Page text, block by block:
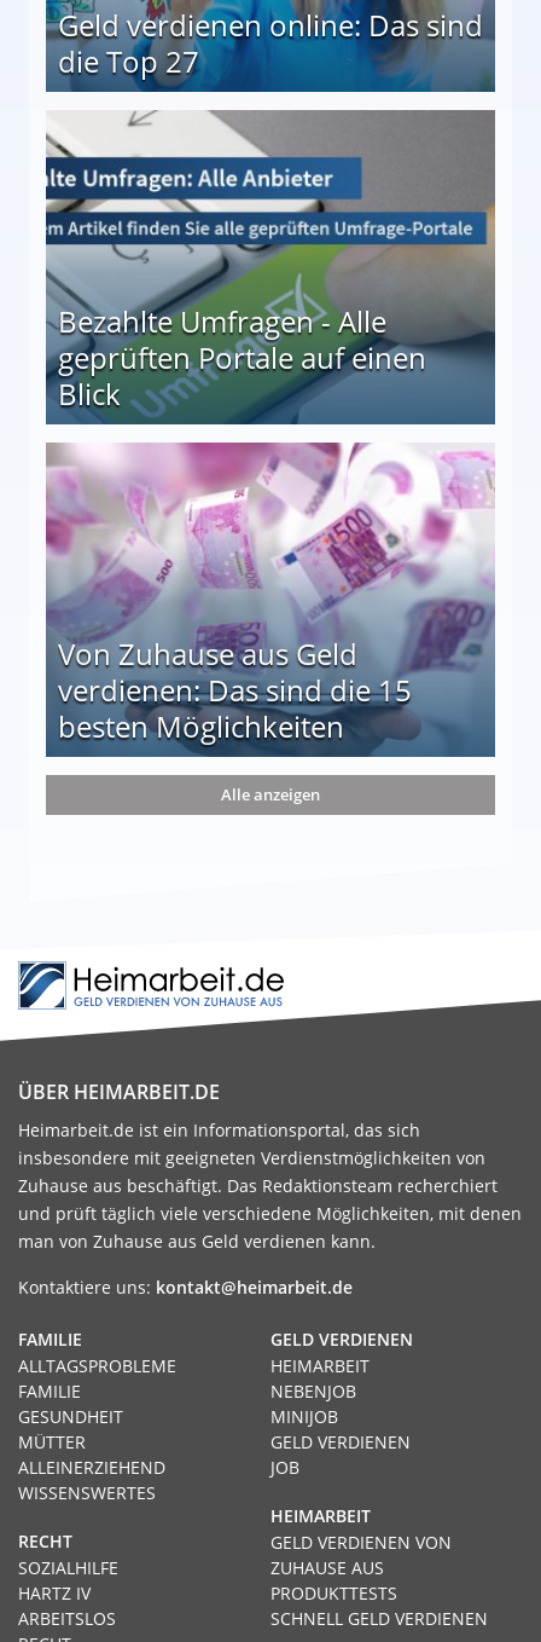
Geld verdienen online: Das sind
die Top 27
Bezahlte Umfragen - Alle
geprüften Portale auf einen
Blick
auf einen Blick
Von Zuhause aus Geld
verdienen: Das sind die 15
besten Möglichkeiten
die 15 besten Möglichkeiten
Alle anzeigen
ÜBER HEIMARBEIT.DE
Heimarbeit.de ist ein Informationsportal, das sich
insbesondere mit geeigneten Verdienstmöglichkeiten von
Zuhause aus beschäftigt. Das Redaktionsteam recherchiert
und prüft täglich viele verschiedene Möglichkeiten, mit denen
man von Zuhause aus Geld verdienen kann.
Kontaktiere uns: kontakt@heimarbeit.de
GELD VERDIENEN
HEIMARBEIT
NEBENJOB
MINIJOB
GELD VERDIENEN
JOB
HEIMARBEIT
GELD VERDIENEN VON
ZUHAUSE AUS
PRODUKTTESTS
SCHNELL GELD VERDIENEN
FAMILIE
ALLTAGSPROBLEME
FAMILIE
GESUNDHEIT
MÜTTER
ALLEINERZIEHEND
WISSENSWERTES
RECHT
SOZIALHILFE
HARTZ IV
ARBEITSLOS